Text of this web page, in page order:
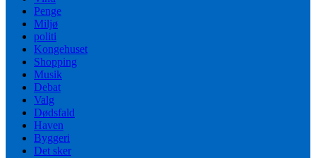
Penge
Miljø
politi
Kongehuset
Shopping
Musik
Debat
Valg
Dødsfald
Haven
Byggeri
Det sker